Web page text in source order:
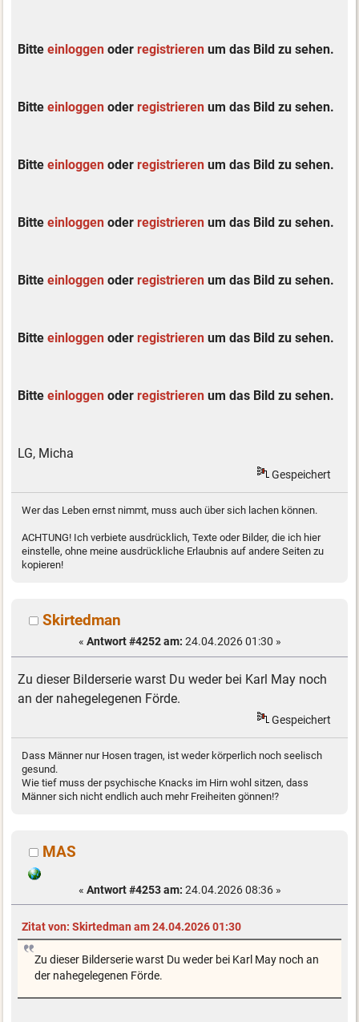
Bitteeinloggen oderregistrieren um das Bild zu sehen.
Bitteeinloggen oderregistrieren um das Bild zu sehen.
Bitteeinloggen oderregistrieren um das Bild zu sehen.
Bitteeinloggen oderregistrieren um das Bild zu sehen.
Bitteeinloggen oderregistrieren um das Bild zu sehen.
Bitteeinloggen oderregistrieren um das Bild zu sehen.
Bitteeinloggen oderregistrieren um das Bild zu sehen.
LG, Micha
Gespeichert
Wer das Leben ernst nimmt, muss auch über sich lachen können.
ACHTUNG! Ich verbiete ausdrücklich, Texte oder Bilder, die ich hier
einstelle, ohne meine ausdrückliche Erlaubnis auf andere Seiten zu
kopieren!
Skirtedman
« Antwort #4252 am: 24.04.2026 01:30 »
Zu dieser Bilderserie warst Du weder bei Karl May noch
an der nahegelegenen Förde.
Gespeichert
Dass Männer nur Hosen tragen, ist weder körperlich noch seelisch
gesund.
Wie tief muss der psychische Knacks im Hirn wohl sitzen, dass
Männer sich nicht endlich auch mehr Freiheiten gönnen!?
MAS
« Antwort #4253 am: 24.04.2026 08:36 »
Zitat von: Skirtedman am 24.04.2026 01:30
Zu dieser Bilderserie warst Du weder bei Karl May noch an
der nahegelegenen Förde.